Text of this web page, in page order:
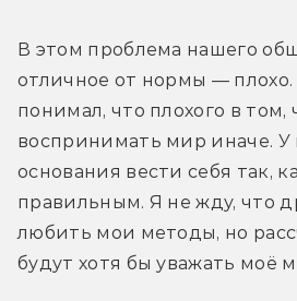
В этом проблема нашего
отличное от нормы — плохо.
понимал, что плохого в том,
воспринимать мир иначе. У
основания вести себя так,
правильным. Я не жду, что
любить мои методы, но
будут хотя бы уважать моё